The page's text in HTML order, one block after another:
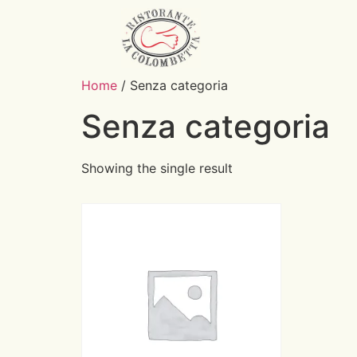
Home / Senza categoria
Senza categoria
Showing the single result